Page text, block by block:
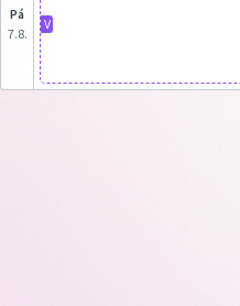
pá
7.8.
V